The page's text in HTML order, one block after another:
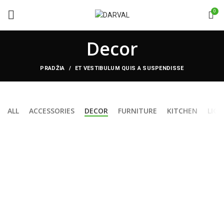
0
Decor
PRADŽIA ET VESTIBULUM QUIS A SUSPENDISSE
ALL ACCESSORIES DECOR FURNITURE KITCHEN